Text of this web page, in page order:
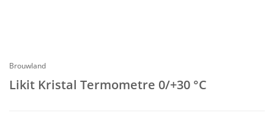
Brouwland
Likit Kristal Termometre 0/+30 °C